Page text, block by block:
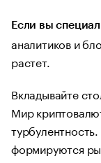
Если вы
аналитиков и
растет.
Вкладывайте
Мир
формируются